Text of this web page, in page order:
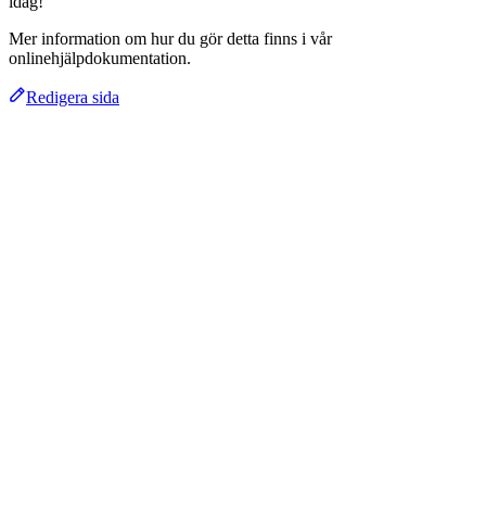
Mer information om hur du gör detta finns i vår
onlinehjälpdokumentation.
Redigera sida